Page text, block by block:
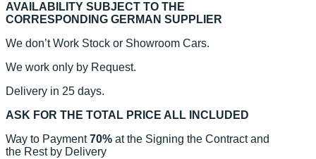
AVAILABILITY SUBJECT TO THE
CORRESPONDING GERMAN SUPPLIER
We don’t Work Stock or Showroom Cars.
We work only by Request.
Delivery in 25 days.
ASK FOR THE TOTAL PRICE ALL INCLUDED
Way to Payment70% at the Signing the Contract and
the Rest by Delivery